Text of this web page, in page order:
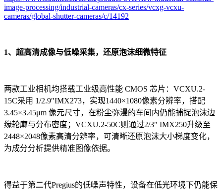
image-processing/industrial-cameras/cx-series/vcxg-vcxu-
cameras/global-shutter-cameras/c/14192
1、超高清成像与低噪采集，还原泡沫细微特征
两款工业相机均搭载工业级高性能 CMOS 芯片：VCXU.2-
15C采用 1/2.9"IMX273，实现1440×1080像素分辨率，搭配
3.45×3.45μm 像元尺寸，在粉尘弥漫的车间内仍能捕捉泡沫边
缘轮廓与分布密度；VCXU.2-50C则通过2/3" IMX250升级至
2448×2048像素高清分辨率，可清晰还原泡沫大小梯度变化，
为成分分析提供精准图像依据。
得益于第二代Pregius的低噪声特性，设备在低光环境下仍能保